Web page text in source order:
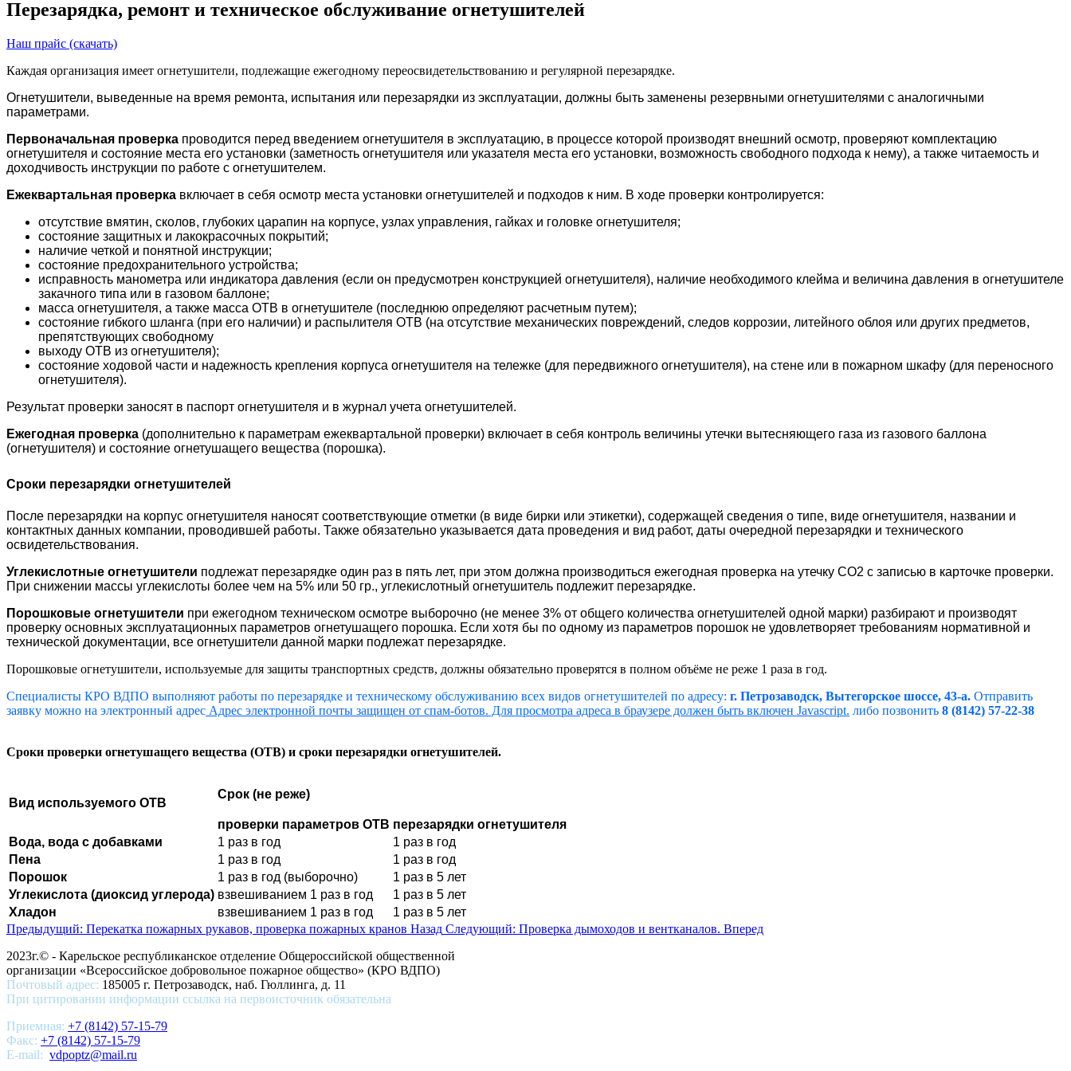
Перезарядка, ремонт и техническое обслуживание огнетушителей
Наш прайс (скачать)
Каждая организация имеет огнетушители, подлежащие ежегодному переосвидетельствованию и регулярной перезарядке.
Огнетушители, выведенные на время ремонта, испытания или перезарядки из эксплуатации, должны быть заменены резервными огнетушителями с аналогичными
параметрами.
Первоначальная проверка проводится перед введением огнетушителя в эксплуатацию, в процессе которой производят внешний осмотр, проверяют комплектацию
огнетушителя и состояние места его установки (заметность огнетушителя или указателя места его установки, возможность свободного подхода к нему), а также читаемость и
доходчивость инструкции по работе с огнетушителем.
Ежеквартальная проверка включает в себя осмотр места установки огнетушителей и подходов к ним. В ходе проверки контролируется:
отсутствие вмятин, сколов, глубоких царапин на корпусе, узлах управления, гайках и головке огнетушителя;
состояние защитных и лакокрасочных покрытий;
наличие четкой и понятной инструкции;
состояние предохранительного устройства;
исправность манометра или индикатора давления (если он предусмотрен конструкцией огнетушителя), наличие необходимого клейма и величина давления в огнетушителе
закачного типа или в газовом баллоне;
масса огнетушителя, а также масса ОТВ в огнетушителе (последнюю определяют расчетным путем);
состояние гибкого шланга (при его наличии) и распылителя ОТВ (на отсутствие механических повреждений, следов коррозии, литейного облоя или других предметов,
препятствующих свободному
выходу ОТВ из огнетушителя);
состояние ходовой части и надежность крепления корпуса огнетушителя на тележке (для передвижного огнетушителя), на стене или в пожарном шкафу (для переносного
огнетушителя).
Результат проверки заносят в паспорт огнетушителя и в журнал учета огнетушителей.
Ежегодная проверка (дополнительно к параметрам ежеквартальной проверки) включает в себя контроль величины утечки вытесняющего газа из газового баллона
(огнетушителя) и состояние огнетушащего вещества (порошка).
Сроки перезарядки огнетушителей
После перезарядки на корпус огнетушителя наносят соответствующие отметки (в виде бирки или этикетки), содержащей сведения о типе, виде огнетушителя, названии и
контактных данных компании, проводившей работы. Также обязательно указывается дата проведения и вид работ, даты очередной перезарядки и технического
освидетельствования.
Углекислотные огнетушители подлежат перезарядке один раз в пять лет, при этом должна производиться ежегодная проверка на утечку СО2 с записью в карточке проверки.
При снижении массы углекислоты более чем на 5% или 50 гр., углекислотный огнетушитель подлежит перезарядке.
Порошковые огнетушители при ежегодном техническом осмотре выборочно (не менее 3% от общего количества огнетушителей одной марки) разбирают и производят
проверку основных эксплуатационных параметров огнетушащего порошка. Если хотя бы по одному из параметров порошок не удовлетворяет требованиям нормативной и
технической документации, все огнетушители данной марки подлежат перезарядке.
Порошковые огнетушители, используемые для защиты транспортных средств, должны обязательно проверятся в полном объёме не реже 1 раза в год.
Специалисты КРО ВДПО выполняют работы по перезарядке и техническому обслуживанию всех видов огнетушителей по адресу: г. Петрозаводск, Вытегорское шоссе, 43-а. Отправить
заявку можно на электронный адрес Адрес электронной почты защищен от спам-ботов. Для просмотра адреса в браузере должен быть включен Javascript. либо позвонить 8 (8142) 57-22-38
Сроки проверки огнетушащего вещества (ОТВ) и сроки перезарядки огнетушителей.
Вид используемого ОТВ
Срок (не реже)
проверки параметров ОТВ перезарядки огнетушителя
Вода, вода с добавками
1 раз в год
1 раз в год
Пена
1 раз в год
1 раз в год
Порошок
1 раз в год (выборочно)
1 раз в 5 лет
Углекислота (диоксид углерода) взвешиванием 1 раз в год
1 раз в 5 лет
Хладон
взвешиванием 1 раз в год
1 раз в 5 лет
Предыдущий: Перекатка пожарных рукавов, проверка пожарных кранов Назад Следующий: Проверка дымоходов и вентканалов. Вперед
2023г.© - Карельское республиканское отделение Общероссийской общественной
организации «Всероссийское добровольное пожарное общество» (КРО ВДПО)
Почтовый адрес: 185005 г. Петрозаводск, наб. Гюллинга, д. 11
При цитировании информации ссылка на первоисточник обязательна
Приемная: +7 (8142) 57-15-79
Факс: +7 (8142) 57-15-79
E-mail: vdpoptz@mail.ru